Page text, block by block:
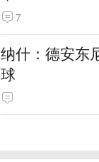
7
纳什：德安东
球